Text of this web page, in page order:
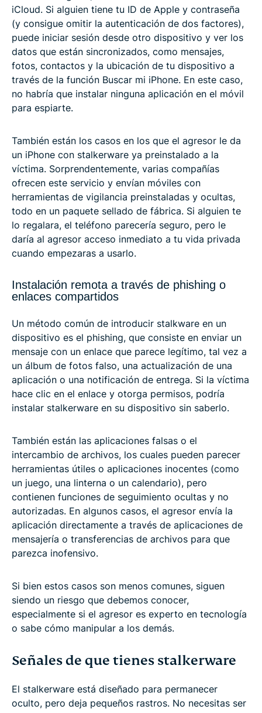
iCloud. Si alguien tiene tu ID de Apple y contraseña
(y consigue omitir la autenticación de dos factores),
puede iniciar sesión desde otro dispositivo y ver los
datos que están sincronizados, como mensajes,
fotos, contactos y la ubicación de tu dispositivo a
través de la función Buscar mi iPhone. En este caso,
no habría que instalar ninguna aplicación en el móvil
para espiarte.
También están los casos en los que el agresor le da
un iPhone con stalkerware ya preinstalado a la
víctima. Sorprendentemente, varias compañías
ofrecen este servicio y envían móviles con
herramientas de vigilancia preinstaladas y ocultas,
todo en un paquete sellado de fábrica. Si alguien te
lo regalara, el teléfono parecería seguro, pero le
daría al agresor acceso inmediato a tu vida privada
cuando empezaras a usarlo.
Instalación remota a través de phishing o
enlaces compartidos
Un método común de introducir stalkware en un
dispositivo es el phishing, que consiste en enviar un
mensaje con un enlace que parece legítimo, tal vez a
un álbum de fotos falso, una actualización de una
aplicación o una notificación de entrega. Si la víctima
hace clic en el enlace y otorga permisos, podría
instalar stalkerware en su dispositivo sin saberlo.
También están las aplicaciones falsas o el
intercambio de archivos, los cuales pueden parecer
herramientas útiles o aplicaciones inocentes (como
un juego, una linterna o un calendario), pero
contienen funciones de seguimiento ocultas y no
autorizadas. En algunos casos, el agresor envía la
aplicación directamente a través de aplicaciones de
mensajería o transferencias de archivos para que
parezca inofensivo.
Si bien estos casos son menos comunes, siguen
siendo un riesgo que debemos conocer,
especialmente si el agresor es experto en tecnología
o sabe cómo manipular a los demás.
Señales de que tienes stalkerware
El stalkerware está diseñado para permanecer
oculto, pero deja pequeños rastros. No necesitas ser